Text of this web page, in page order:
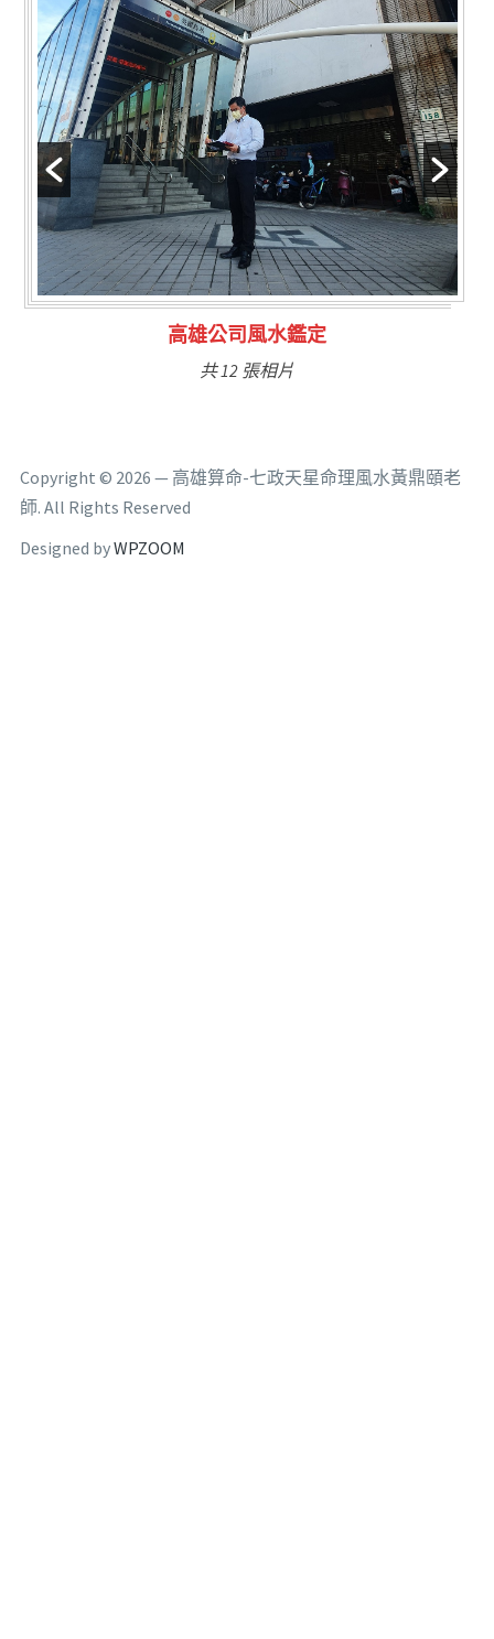
林氏福主量子生基造命
共 6 張相片
Copyright © 2026 — 高雄算命-七政天星命理風水黃鼎頤老
師. All Rights Reserved
Designed byWPZOOM